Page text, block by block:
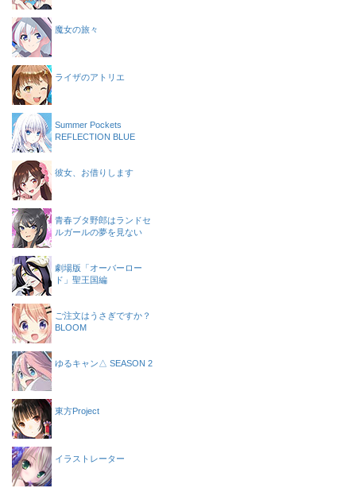
魔女の旅々
ライザのアトリエ
Summer Pockets
REFLECTION BLUE
彼女、お借りします
青春ブタ野郎はランドセ
ルガールの夢を見ない
劇場版「オーバーロー
ド」聖王国編
ご注文はうさぎですか？
BLOOM
ゆるキャン△ SEASON 2
東方Project
イラストレーター